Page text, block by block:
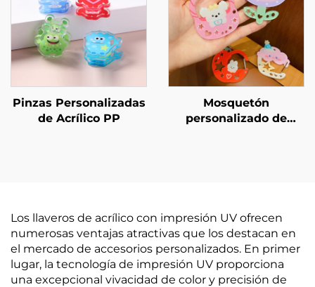
Pinzas Personalizadas
de Acrílico PP
Mosquetón
personalizado de
Los llaveros de acrílico con impresión UV ofrecen
numerosas ventajas atractivas que los destacan en
el mercado de accesorios personalizados. En primer
lugar, la tecnología de impresión UV proporciona
una excepcional vivacidad de color y precisión de